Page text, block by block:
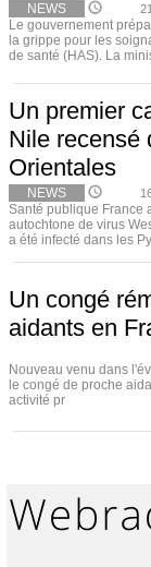
NEWS
Le gouvernement
la grippe pour les
de santé (HAS). La
Un premier
Nile recensé
Orientales
NEWS
Santé publique France
autochtone de virus
a été infecté dans les
Un congé
aidants en
Nouveau venu dans
le congé de proche
activité pr